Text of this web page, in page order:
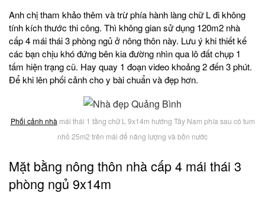
Anh chị tham khảo thêm và trừ phía hành làng chữ L đi không
tính kích thước thi công. Thì không gian sử dụng 120m2 nhà
cấp 4 mái thái 3 phòng ngủ ở nông thôn này. Lưu ý khi thiết kế
các bạn chịu khó đứng bên kia đường nhìn qua lô đất chụp 1
tấm hiện trạng cũ. Hay quay 1 đoạn video khoảng 2 đến 3 phút.
Để khi lên phối cảnh cho y bài chuẩn và đẹp hơn.
Phối cảnh nhà mái thái 1 tầng chữ L 9x14m hướng Tây Nam phía sau có tum
nhỏ 25m2 trên mái để năng lượng và bồn nước
Mặt bằng nông thôn nhà cấp 4 mái thái 3
phòng ngủ 9x14m